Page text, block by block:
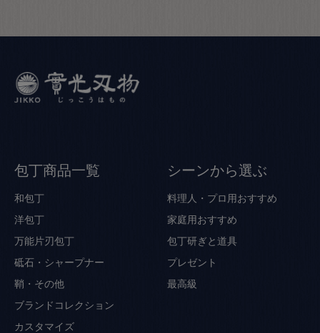
包丁商品一覧
和包丁
洋包丁
万能片刃包丁
砥石・シャープナー
鞘・その他
ブランドコレクション
カスタマイズ
シーンから選ぶ
料理人・プロ用おすすめ
家庭用おすすめ
包丁研ぎと道具
プレゼント
最高級